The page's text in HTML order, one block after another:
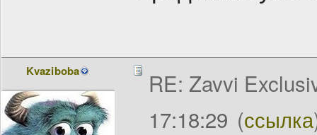
Kvaziboba
RE: Zavvi
17:18:29 (ссылка